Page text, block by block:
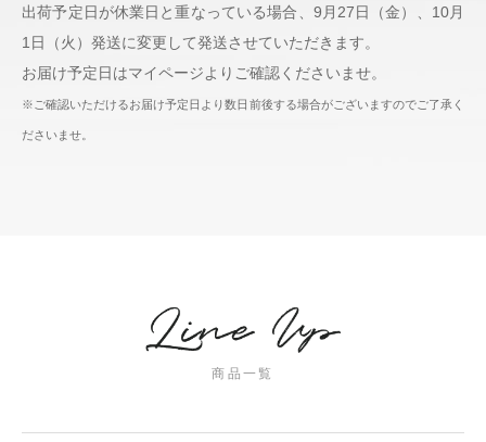
出荷予定日が休業日と重なっている場合、9月27日（金）、10月
1日（火）発送に変更して発送させていただきます。
お届け予定日はマイページよりご確認くださいませ。
※ご確認いただけるお届け予定日より数日前後する場合がございますのでご了承く
ださいませ。
商品一覧